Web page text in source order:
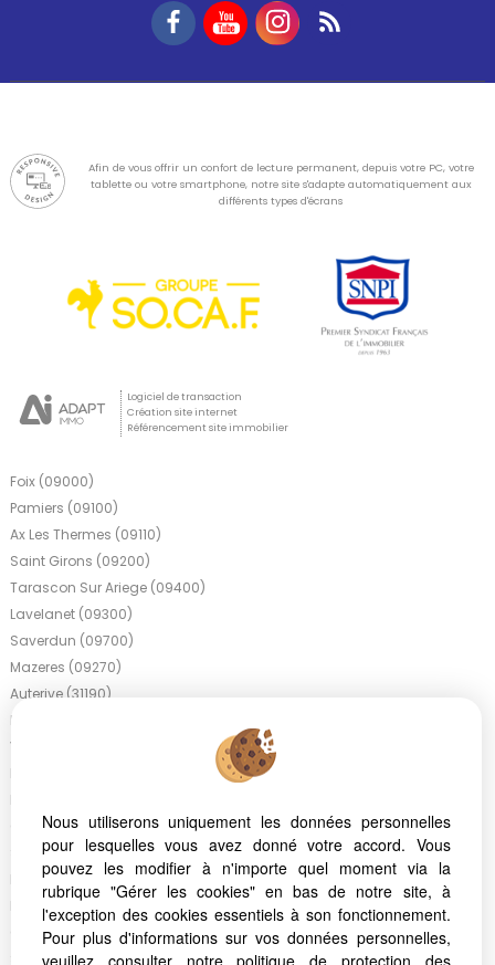
Afin de vous offrir un confort de lecture permanent, depuis votre PC, votre
tablette ou votre smartphone, notre site s'adapte automatiquement aux
différents types d'écrans
Logiciel de transaction
Création site internet
Référencement site immobilier
Foix (09000)
Pamiers (09100)
Ax Les Thermes (09110)
Saint Girons (09200)
Tarascon Sur Ariege (09400)
Lavelanet (09300)
Saverdun (09700)
Mazeres (09270)
Auterive (31190)
Mirepoix (09500)
Varilhes (09120)
Cazeres (31220)
Saint Gaudens (31800)
Belcaire (11340)
Espezel (11340)
Castelnau Durban (09420)
Saint Pierre Dels Forcats (66210)
Nous utiliserons uniquement les données personnelles
pour lesquelles vous avez donné votre accord. Vous
pouvez les modifier à n'importe quel moment via la
rubrique "Gérer les cookies" en bas de notre site, à
l'exception des cookies essentiels à son fonctionnement.
Pour plus d'informations sur vos données personnelles,
veuillez consulter notre politique de protection des